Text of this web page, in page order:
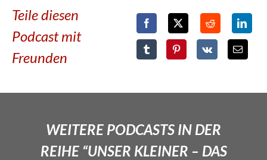
Teile diesen
Podcast mit
Freunden
WEITERE PODCASTS IN DER
REIHE “UNSER KLEINER – DAS